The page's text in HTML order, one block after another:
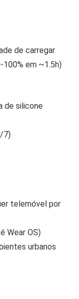
de carregar
em ~1.5h)
de silicone
7)
telemóvel por
Wear OS)
urbanos